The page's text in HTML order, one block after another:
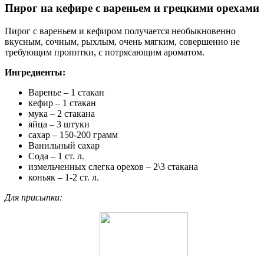
Пирог на кефире с вареньем и грецкими орехами
Пирог с вареньем и кефиром получается необыкновенно
вкусным, сочным, рыхлым, очень мягким, совершенно не
требующим пропитки, с потрясающим ароматом.
Ингредиенты:
Варенье – 1 стакан
кефир – 1 стакан
мука – 2 стакана
яйца – 3 штуки
сахар – 150-200 грамм
Ванильный сахар
Сода – 1 ст. л.
измельченных слегка орехов – 2\3 стакана
коньяк – 1-2 ст. л.
Для присыпки: